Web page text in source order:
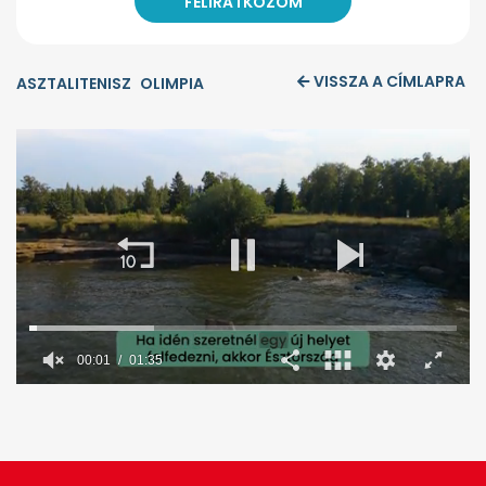
ASZTALITENISZ OLIMPIA VISSZA A CÍMLAPRA
minute,
00:02 01:35